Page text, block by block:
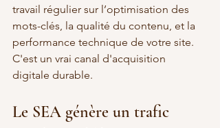
travail régulier sur l’optimisation des
mots-clés, la qualité du contenu, et la
performance technique de votre site.
C'est un vrai canal d'acquisition
digitale durable.
Le SEA génère un trafic